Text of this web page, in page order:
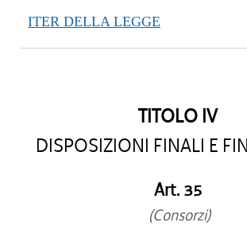
ITER DELLA LEGGE
TITOLO IV
DISPOSIZIONI FINALI E
Art. 35
(Consorzi)